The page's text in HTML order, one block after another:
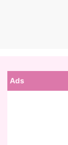
Ads